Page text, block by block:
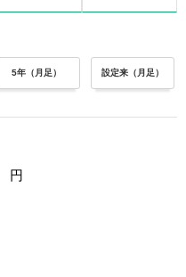
5年（月足） 設定来（月足）
円